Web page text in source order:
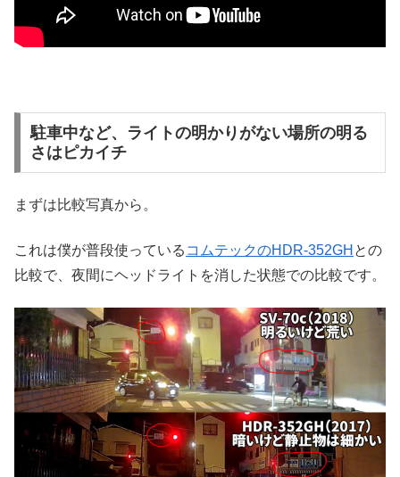
駐車中など、ライトの明かりがない場所の明る
さはピカイチ
まずは比較写真から。
これは僕が普段使っている コムテックのHDR-352GH との
比較で、夜間にヘッドライトを消した状態での比較です。